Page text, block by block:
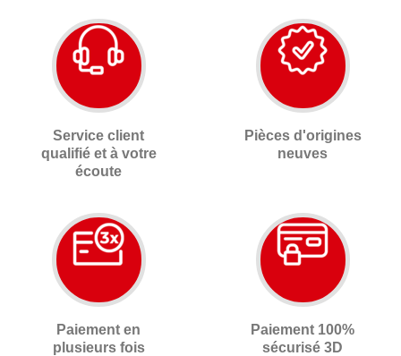
Service client
qualifié et à votre
écoute
Pièces d'origines
neuves
Paiement en
plusieurs fois
Paiement 100%
sécurisé 3D